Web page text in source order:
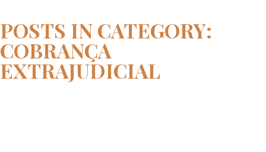
POSTS IN CATEGORY:
COBRANÇA
EXTRAJUDICIAL